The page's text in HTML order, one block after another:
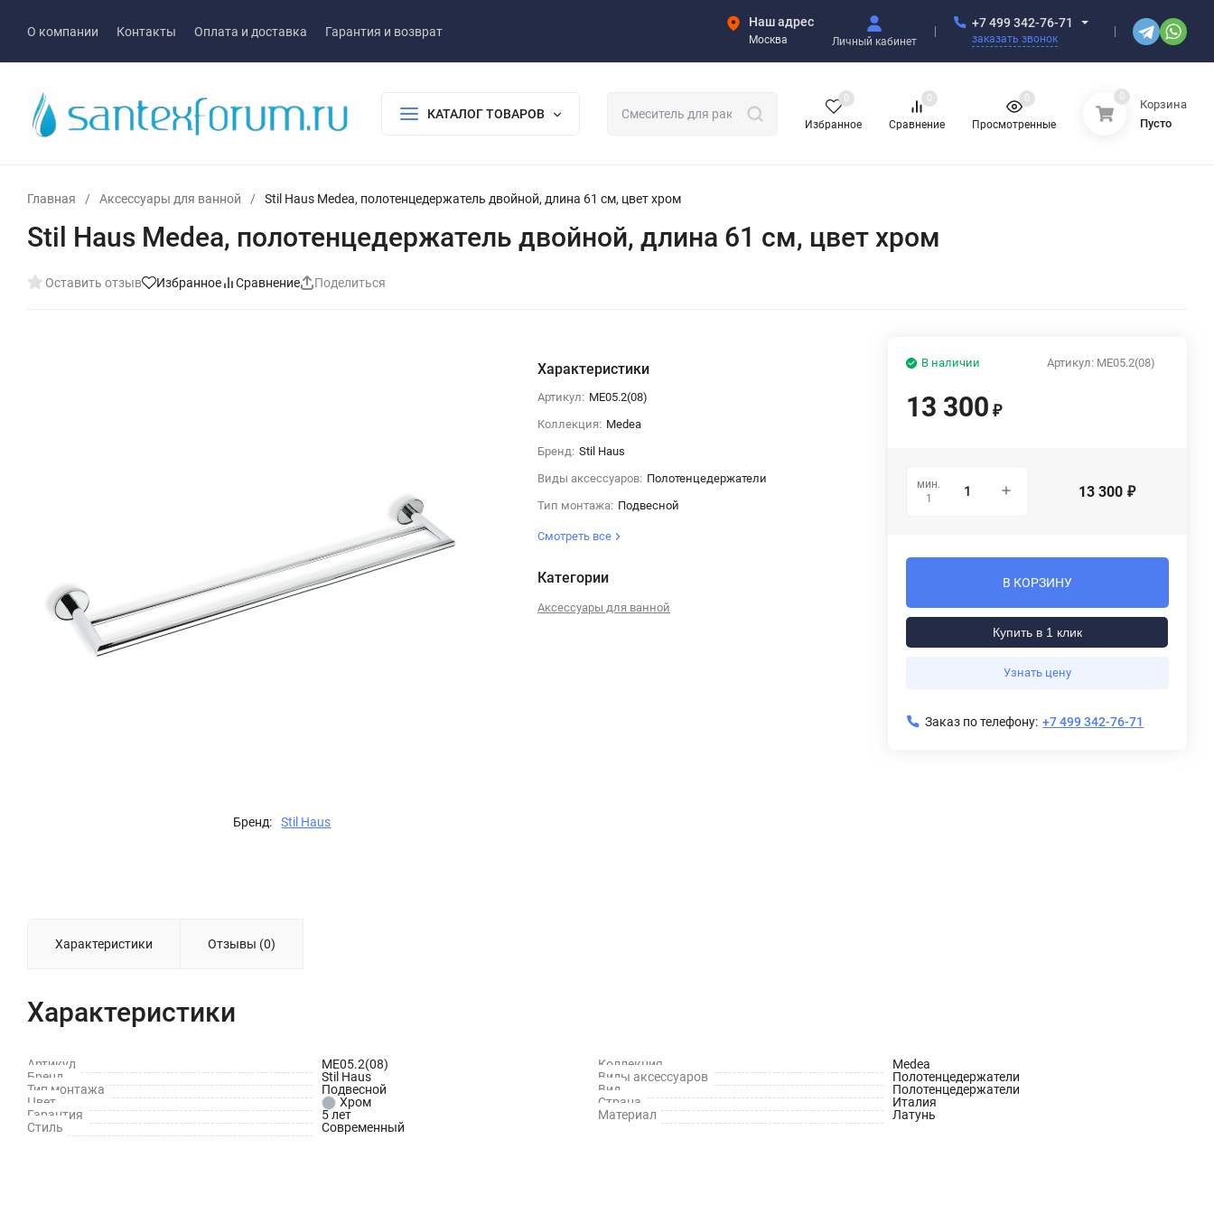
О компании Контакты Оплата и доставка Гарантия и возврат
Наш адрес
Москва Личный кабинет
+7 499 342-76-71
заказать звонок
КАТАЛОГ ТОВАРОВ
Избранное
0
Сравнение
0
Просмотренные
0 0
Корзина
Пусто
Главная / Аксессуары для ванной / Stil Haus Medea, полотенцедержатель двойной, длина 61 см, цвет хром
Stil Haus Medea, полотенцедержатель двойной, длина 61 см, цвет хром
Оставить отзыв Избранное Сравнение Поделиться
Бренд: Stil Haus
Характеристики
Артикул: ME05.2(08)
Коллекция: Medea
Бренд: Stil Haus
Виды аксессуаров: Полотенцедержатели
Тип монтажа: Подвесной
Смотреть все
Категории
Аксессуары для ванной
Артикул: ME05.2(08)
В наличии
13 300 ₽
мин.
1
13 300 ₽
В КОРЗИНУ
Купить в 1 клик
Узнать цену
Заказ по телефону: +7 499 342-76-71
Характеристики Отзывы (0)
Характеристики
Артикул ME05.2(08) Коллекция
Medea
Бренд
Stil Haus Виды аксессуаров
Полотенцедержатели
Тип монтажа
Подвесной Вид
Полотенцедержатели
Цвет
Хром Страна
Италия
Гарантия
5 лет Материал
Латунь
Стиль
Современный